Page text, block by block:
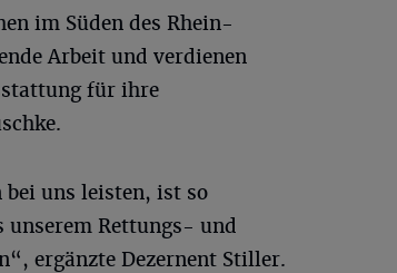
im Süden des Rhein-
Arbeit und verdienen
für ihre
bei uns leisten, ist so
unserem Rettungs- und
ergänzte Dezernent Stiller.